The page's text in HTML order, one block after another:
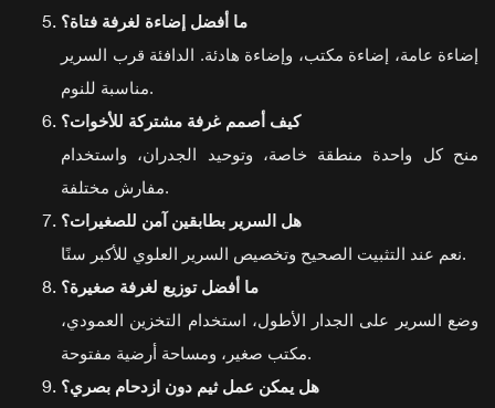
ما أفضل إضاءة لغرفة فتاة؟
إضاءة عامة، إضاءة مكتب، وإضاءة هادئة. الدافئة قرب السرير
مناسبة للنوم.
كيف أصمم غرفة مشتركة للأخوات؟
منح كل واحدة منطقة خاصة، وتوحيد الجدران، واستخدام
مفارش مختلفة.
هل السرير بطابقين آمن للصغيرات؟
نعم عند التثبيت الصحيح وتخصيص السرير العلوي للأكبر سنًا.
ما أفضل توزيع لغرفة صغيرة؟
وضع السرير على الجدار الأطول، استخدام التخزين العمودي،
مكتب صغير، ومساحة أرضية مفتوحة.
هل يمكن عمل ثيم دون ازدحام بصري؟